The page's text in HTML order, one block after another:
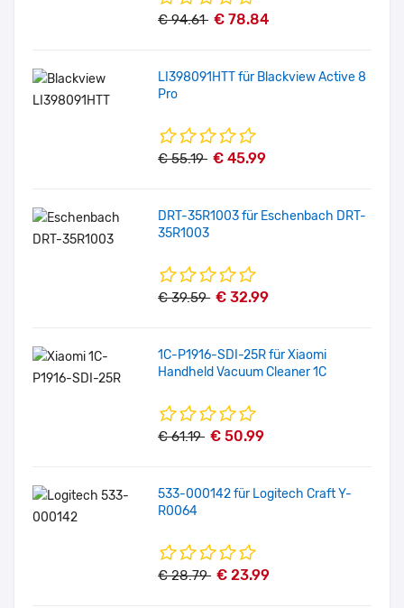
€ 94.61 € 78.84
LI398091HTT für Blackview Active 8
Pro
€ 55.19 € 45.99
DRT-35R1003 für Eschenbach DRT-
35R1003
€ 39.59 € 32.99
1C-P1916-SDI-25R für Xiaomi
Handheld Vacuum Cleaner 1C
€ 61.19 € 50.99
533-000142 für Logitech Craft Y-
R0064
€ 28.79 € 23.99